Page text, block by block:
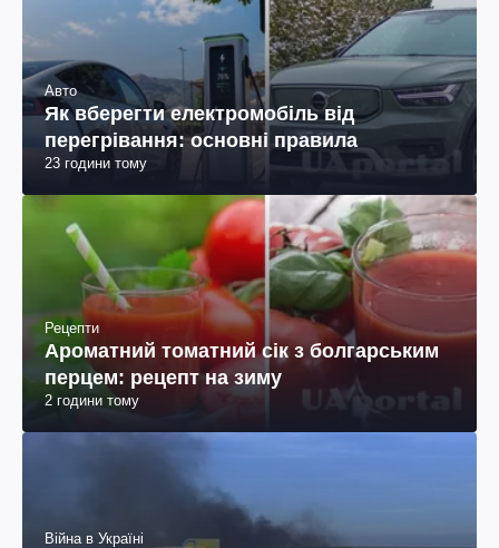
Авто
Як вберегти електромобіль від
перегрівання: основні правила
23 години тому
Рецепти
Ароматний томатний сік з болгарським
перцем: рецепт на зиму
2 години тому
Війна в Україні